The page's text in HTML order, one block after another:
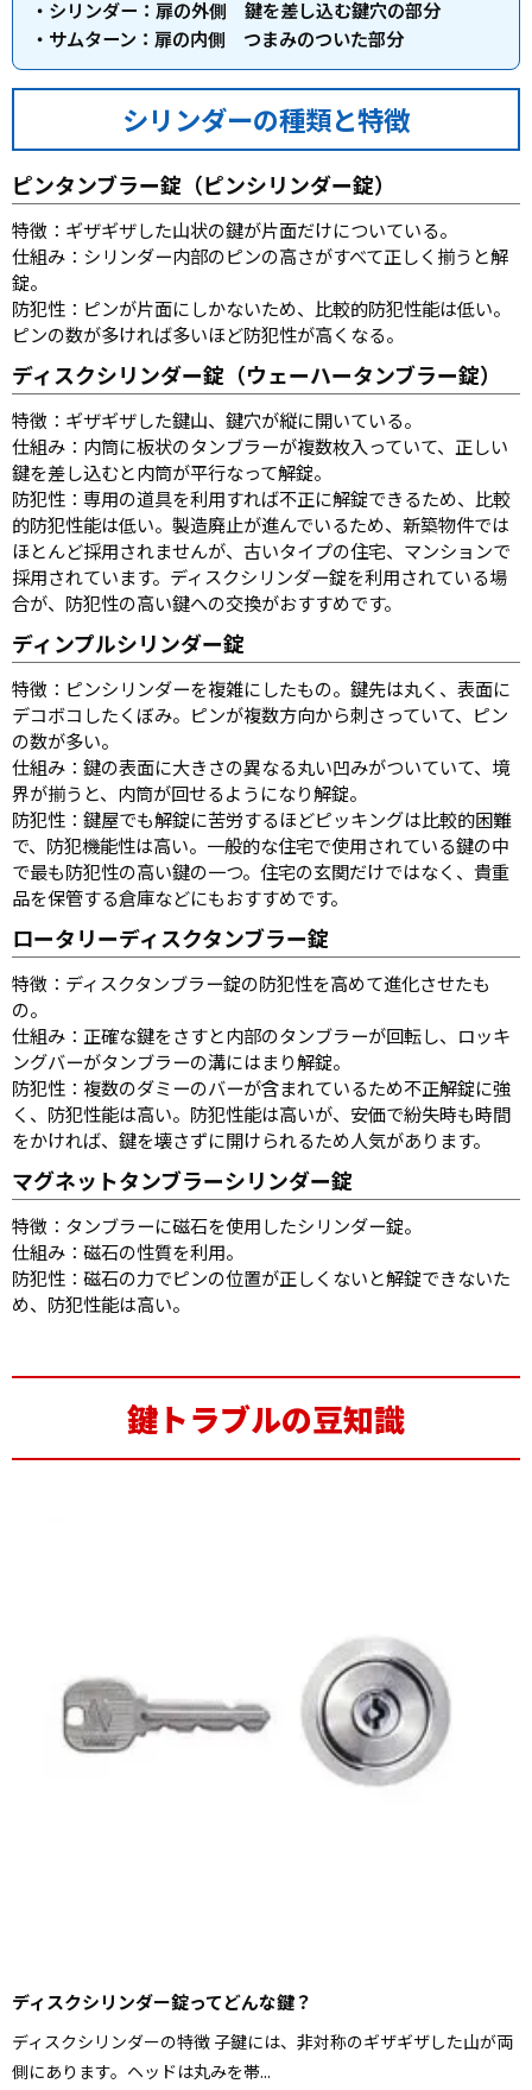
・シリンダー：扉の外側 鍵を差し込む鍵穴の部分
・サムターン：扉の内側 つまみのついた部分
シリンダーの種類と特徴
ピンタンブラー錠（ピンシリンダー錠）
特徴：ギザギザした山状の鍵が片面だけについている。
仕組み：シリンダー内部のピンの高さがすべて正しく揃うと解
錠。
防犯性：ピンが片面にしかないため、比較的防犯性能は低い。
ピンの数が多ければ多いほど防犯性が高くなる。
ディスクシリンダー錠（ウェーハータンブラー錠）
特徴：ギザギザした鍵山、鍵穴が縦に開いている。
仕組み：内筒に板状のタンブラーが複数枚入っていて、正しい
鍵を差し込むと内筒が平行なって解錠。
防犯性：専用の道具を利用すれば不正に解錠できるため、比較
的防犯性能は低い。製造廃止が進んでいるため、新築物件では
ほとんど採用されませんが、古いタイプの住宅、マンションで
採用されています。ディスクシリンダー錠を利用されている場
合が、防犯性の高い鍵への交換がおすすめです。
ディンプルシリンダー錠
特徴：ピンシリンダーを複雑にしたもの。鍵先は丸く、表面に
デコボコしたくぼみ。ピンが複数方向から刺さっていて、ピン
の数が多い。
仕組み：鍵の表面に大きさの異なる丸い凹みがついていて、境
界が揃うと、内筒が回せるようになり解錠。
防犯性：鍵屋でも解錠に苦労するほどピッキングは比較的困難
で、防犯機能性は高い。一般的な住宅で使用されている鍵の中
で最も防犯性の高い鍵の一つ。住宅の玄関だけではなく、貴重
品を保管する倉庫などにもおすすめです。
ロータリーディスクタンブラー錠
特徴：ディスクタンブラー錠の防犯性を高めて進化させたも
の。
仕組み：正確な鍵をさすと内部のタンブラーが回転し、ロッキ
ングバーがタンブラーの溝にはまり解錠。
防犯性：複数のダミーのバーが含まれているため不正解錠に強
く、防犯性能は高い。防犯性能は高いが、安価で紛失時も時間
をかければ、鍵を壊さずに開けられるため人気があります。
マグネットタンブラーシリンダー錠
特徴：タンブラーに磁石を使用したシリンダー錠。
仕組み：磁石の性質を利用。
防犯性：磁石の力でピンの位置が正しくないと解錠できないた
め、防犯性能は高い。
鍵トラブルの豆知識
ディスクシリンダー錠ってどんな鍵？
ディスクシリンダーの特徴 子鍵には、非対称のギザギザした山が両
側にあります。ヘッドは丸みを帯...